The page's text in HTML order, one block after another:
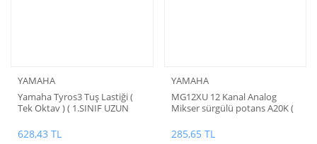
YAMAHA
Yamaha Tyros3 Tuş Lastiği (
Tek Oktav ) ( 1.SINIF UZUN
628,43 TL
YAMAHA
MG12XU 12 Kanal Analog
Mikser sürgülü potans A20K (
285,65 TL